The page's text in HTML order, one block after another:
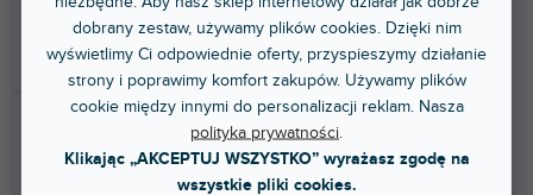
dobrany zestaw, używamy plików cookies. Dzięki nim
wyświetlimy Ci odpowiednie oferty, przyspieszymy działanie
strony i poprawimy komfort zakupów. Używamy plików
cookie między innymi do personalizacji reklam. Nasza
polityka prywatności
Klikając „AKCEPTUJ WSZYSTKO” wyrażasz zgodę na
wszystkie pliki cookies.
DO KOSZYKA DO KOSZYKA